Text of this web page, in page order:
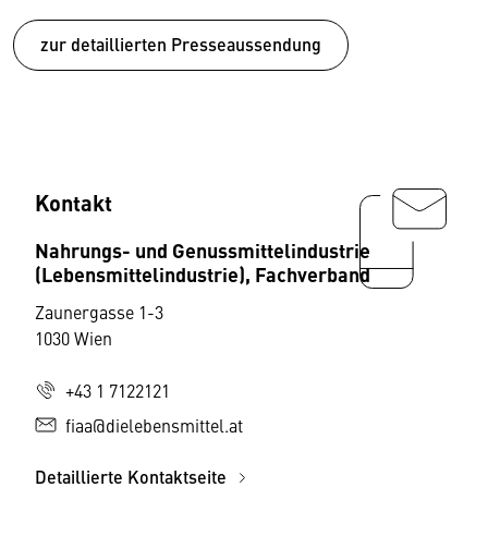
zur detaillierten Presseaussendung
Kontakt
Nahrungs- und Genussmittelindustrie
(Lebensmittelindustrie), Fachverband
Zaunergasse 1-3
1030 Wien
+43 1 7122121
fiaa@dielebensmittel.at
Detaillierte Kontaktseite